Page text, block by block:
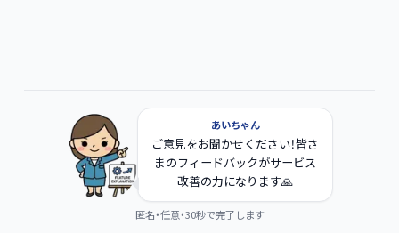
あいちゃん
ご意見をお聞かせください！皆さ
まのフィードバックがサービス
改善の力になります🙏
匿名・任意・30秒で完了します